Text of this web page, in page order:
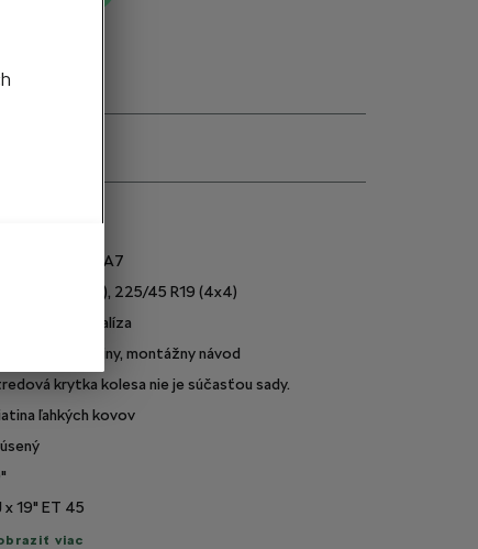
40 R19 (4x2), 225/45 R19 (4x4)
metalíza
z ľahkej zliatiny, montážny návod
krytka kolesa nie je súčasťou sady.
ľahkých kovov
x 19" ET 45
viac